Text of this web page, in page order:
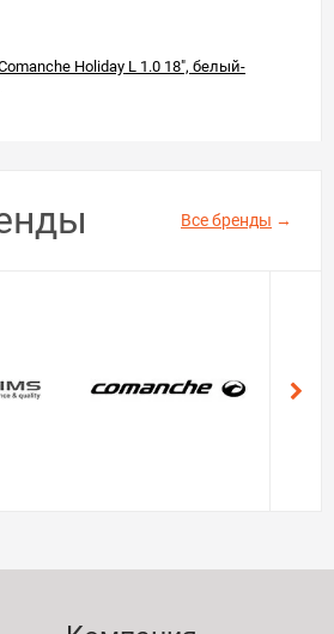
Holiday L 1.0 18", белый-
Все бренды →